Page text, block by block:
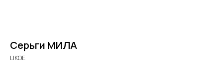
Серьги МИЛА
LIKOE